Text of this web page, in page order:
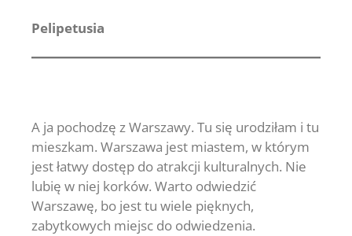
Pelipetusia
A ja pochodzę z Warszawy. Tu się urodziłam i tu
mieszkam. Warszawa jest miastem, w którym
jest łatwy dostęp do atrakcji kulturalnych. Nie
lubię w niej korków. Warto odwiedzić
Warszawę, bo jest tu wiele pięknych,
zabytkowych miejsc do odwiedzenia.